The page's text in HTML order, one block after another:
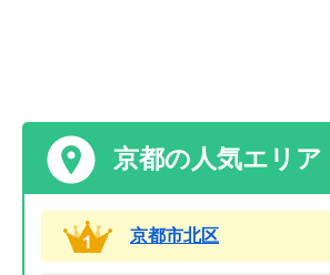
京都の人気エリ
京都市北区